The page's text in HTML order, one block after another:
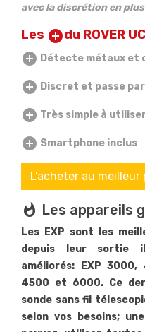
avec la discrétion en
Les add_circledu ROVER UC
add_circle Détecte métaux et
add_circle Discret et passe
add_circle Très simple à
add_circle Smartphone inclus
L'acheter au meilleur
whatshot Les appareils
Les EXP sont les
depuis leur sortie
améliorés: EXP
4500 et 6000. Ce
sonde sans fil
selon vos besoins;